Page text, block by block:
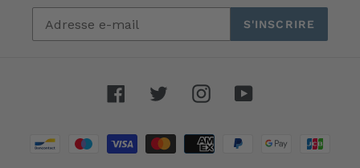
S'INSCRIRE
FacebookTwitterInstagram
Moyens
de